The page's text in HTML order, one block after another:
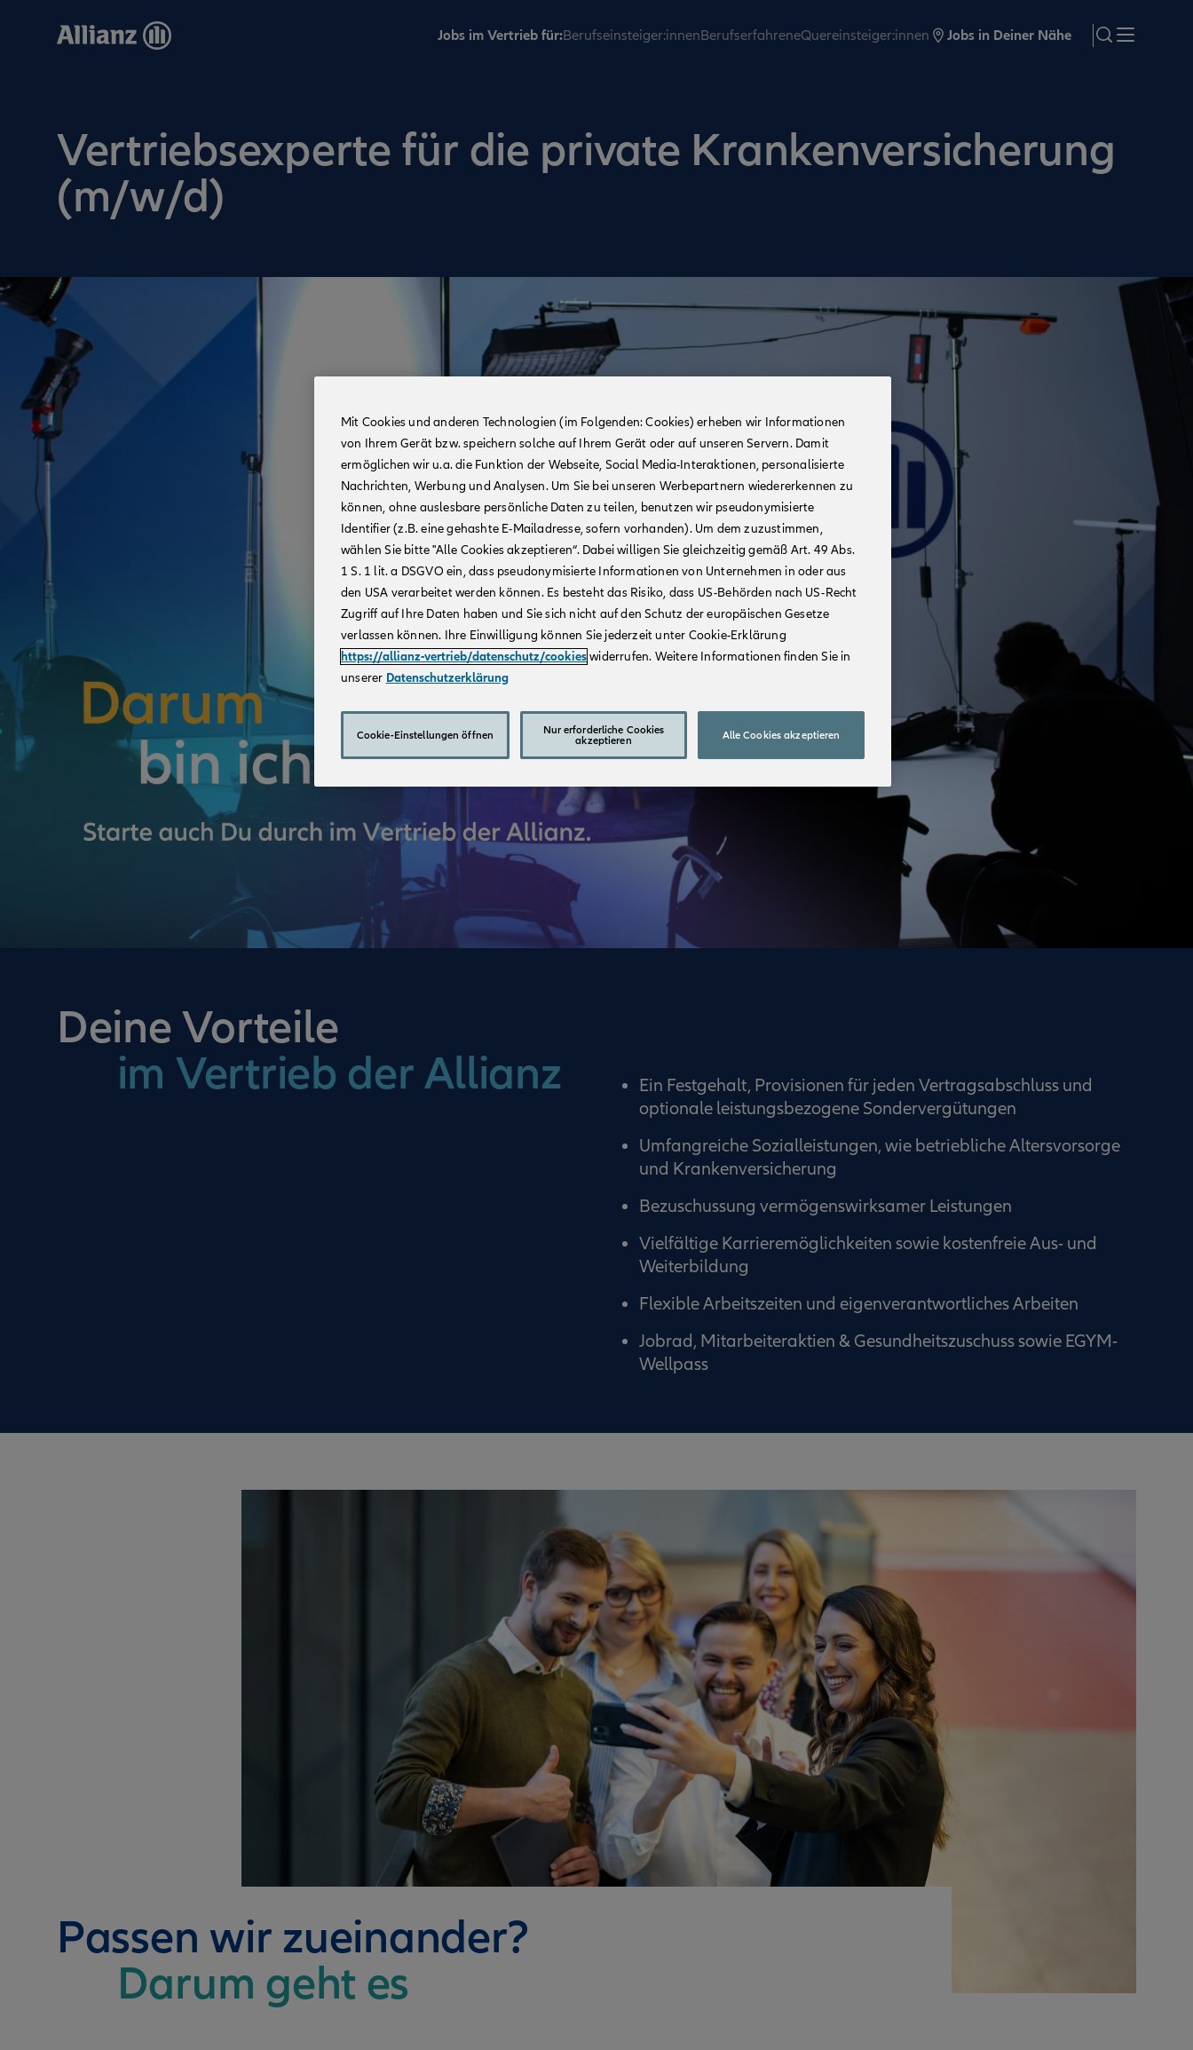
Jobs im Vertrieb für:Berufseinsteiger:innenBerufserfahreneQuereinsteiger:innen Jobs in Deiner Nähe search
Vertriebsexperte für die private Krankenversicherung
(m/w/d)
Deine Vorteile
im Vertrieb der Allianz
Ein Festgehalt, Provisionen für jeden Vertragsabschluss und
optionale leistungsbezogene Sondervergütungen
Umfangreiche Sozialleistungen, wie betriebliche Altersvorsorge
und Krankenversicherung
Bezuschussung vermögenswirksamer Leistungen
Vielfältige Karrieremöglichkeiten sowie kostenfreie Aus- und
Weiterbildung
Flexible Arbeitszeiten und eigenverant­wortliches Arbeiten
Jobrad, Mitarbeiteraktien & Gesundheitszuschuss sowie EGYM-
Wellpass
Passen wir zueinander?
Darum geht es
Mit Cookies und anderen Technologien (im Folgenden: Cookies) erheben wir Informationen
von Ihrem Gerät bzw. speichern solche auf Ihrem Gerät oder auf unseren Servern. Damit
ermöglichen wir u.a. die Funktion der Webseite, Social Media-Interaktionen, personalisierte
Nachrichten, Werbung und Analysen. Um Sie bei unseren Werbepartnern wiedererkennen zu
können, ohne auslesbare persönliche Daten zu teilen, benutzen wir pseudonymisierte
Identifier (z.B. eine gehashte E-Mailadresse, sofern vorhanden). Um dem zuzustimmen,
wählen Sie bitte "Alle Cookies akzeptieren“. Dabei willigen Sie gleichzeitig gemäß Art. 49 Abs.
1 S. 1 lit. a DSGVO ein, dass pseudonymisierte Informationen von Unternehmen in oder aus
den USA verarbeitet werden können. Es besteht das Risiko, dass US-Behörden nach US-Recht
Zugriff auf Ihre Daten haben und Sie sich nicht auf den Schutz der europäischen Gesetze
verlassen können. Ihre Einwilligung können Sie jederzeit unter Cookie-Erklärung
https://allianz-vertrieb/datenschutz/cookieswiderrufen. Weitere Informationen finden Sie in
unserer Datenschutzerklärung
Cookie-Einstellungen öffnen
Nur erforderliche Cookies
akzeptieren
Alle Cookies akzeptieren